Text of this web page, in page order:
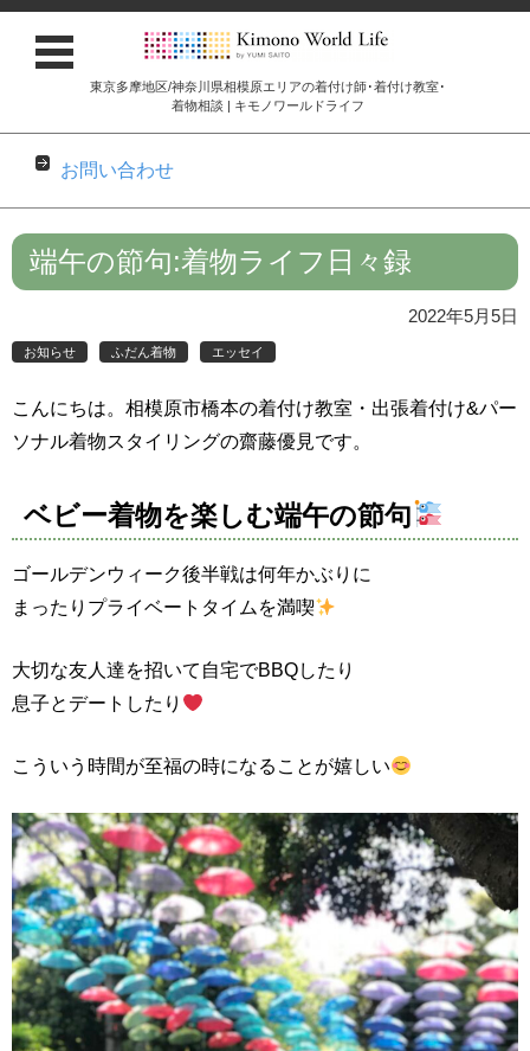
東京多摩地区/神奈川県相模原エリアの着付け師･着付け教室･
着物相談 | キモノワールドライフ
お問い合わせ
コンテンツに移動
端午の節句:着物ライフ日々録
2022年5月5日
お知らせ ふだん着物 エッセイ
こんにちは。相模原市橋本の着付け教室・出張着付け&パー
ソナル着物スタイリングの齋藤優見です。
ベビー着物を楽しむ端午の節句
ゴールデンウィーク後半戦は何年かぶりに
まったりプライベートタイムを満喫
大切な友人達を招いて自宅でBBQしたり
息子とデートしたり
こういう時間が至福の時になることが嬉しい